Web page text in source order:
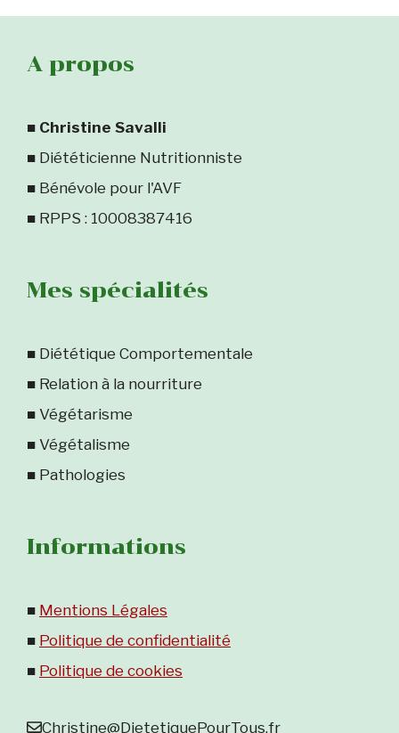
A propos
■ Christine Savalli
■ Diététicienne Nutritionniste
■ Bénévole pour l'AVF
■ RPPS : 10008387416
Mes spécialités
■ Diététique Comportementale
■ Relation à la nourriture
■ Végétarisme
■ Végétalisme
■ Pathologies
Informations
■ Mentions Légales
■ Politique de confidentialité
■ Politique de cookies
Christine@DietetiquePourTous.fr